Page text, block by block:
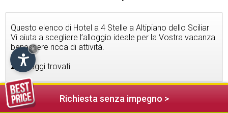
Questo elenco di Hotel a 4 Stelle a Altipiano dello Sciliar
Vi aiuta a scegliere l’alloggio ideale per la Vostra vacanza
benessere ricca di attività.
27 alloggi trovati
Richiesta senza impegno >
×